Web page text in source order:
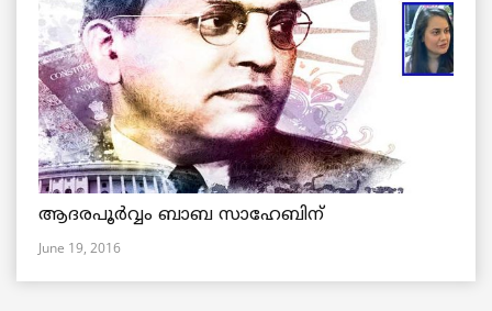
ആദരപൂര്‍വ്വം ബാബ സാഹേബിന്
June 19, 2016